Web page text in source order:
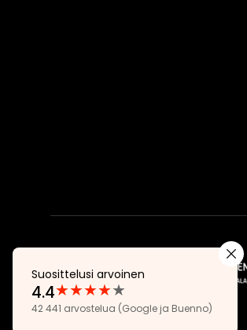
Suosittelusi arvoinen
Arvostelut:
4.4
★★★★★
4.4
42 441 arvostelua (Google ja Buenno)